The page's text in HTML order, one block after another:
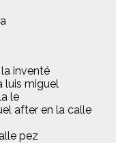
inventé
luis miguel
le
after en la calle
pez